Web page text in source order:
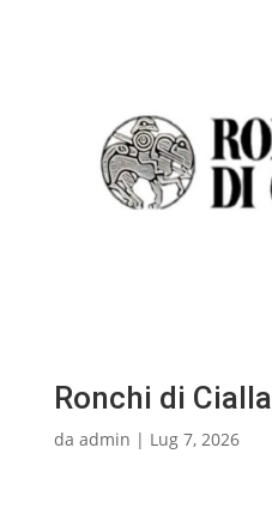
Ronchi di Cialla
da admin | Lug 7, 2026